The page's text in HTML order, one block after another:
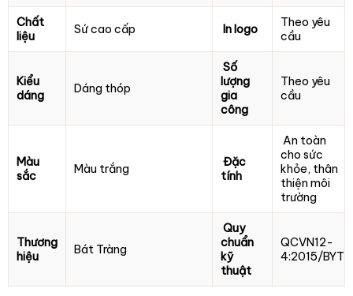
Chất
liệu
Sứ cao cấp In logo
Theo yêu
cầu
Kiểu
dáng
Dáng thóp
Số
lượng
gia
công
Theo yêu
cầu
Màu
sắc
Màu trắng
Đặc
tính
An toàn
cho sức
khỏe, thân
thiện môi
trường
Thương
hiệu
Bát Tràng
Quy
chuẩn
kỹ
thuật
QCVN12-
4:2015/BYT